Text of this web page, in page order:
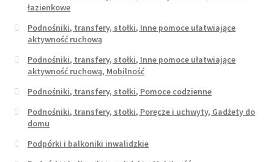
łazienkowe
Podnośniki, transfery, stołki, Inne pomoce ułatwiające
aktywność ruchową
Podnośniki, transfery, stołki, Inne pomoce ułatwiające
aktywność ruchową, Mobilność
Podnośniki, transfery, stołki, Pomoce codzienne
Podnośniki, transfery, stołki, Poręcze i uchwyty, Gadżety do
domu
Podpórki i balkoniki inwalidzkie